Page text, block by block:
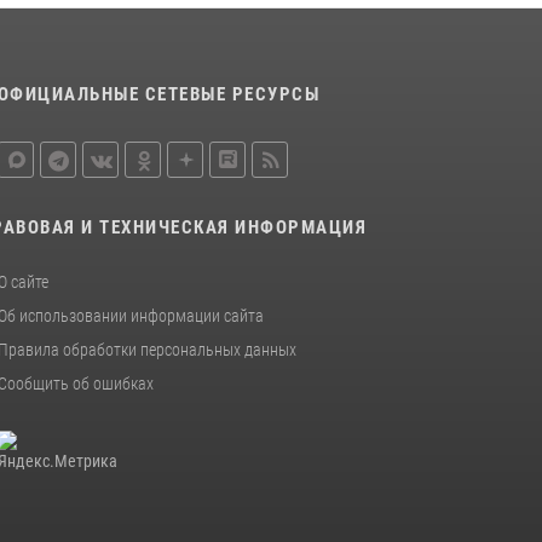
товары на 13 тысяч рублей (ВИДЕО)
СЕТЕВЫЕ РЕСУРСЫ
И ТЕХНИЧЕСКАЯ ИНФОРМАЦИЯ
О сайте
Об использовании информации сайта
Правила обработки персональных данных
Сообщить об ошибках